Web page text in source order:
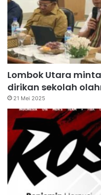
Lombok Utara
dirikan sekolah
21 Mei 2025